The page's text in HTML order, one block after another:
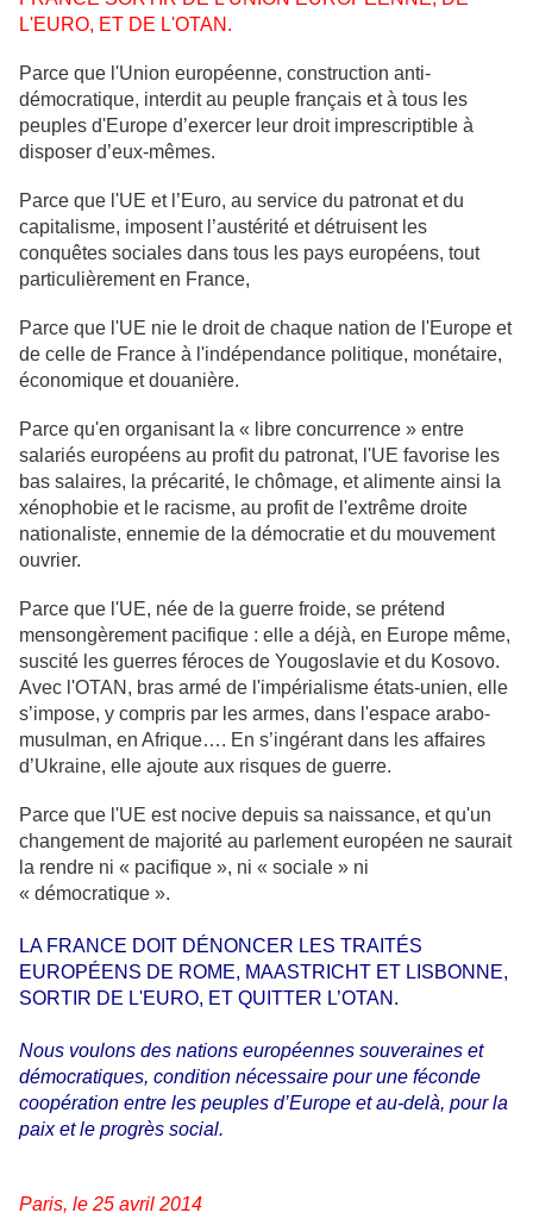
L'EURO, ET DE L'OTAN.
Parce que l'Union européenne, construction anti-
démocratique, interdit au peuple français et à tous les
peuples d'Europe d’exercer leur droit imprescriptible à
disposer d’eux-mêmes.
Parce que l'UE et l’Euro, au service du patronat et du
capitalisme, imposent l’austérité et détruisent les
conquêtes sociales dans tous les pays européens, tout
particulièrement en France,
Parce que l'UE nie le droit de chaque nation de l'Europe et
de celle de France à l'indépendance politique, monétaire,
économique et douanière.
Parce qu'en organisant la « libre concurrence » entre
salariés européens au profit du patronat, l'UE favorise les
bas salaires, la précarité, le chômage, et alimente ainsi la
xénophobie et le racisme, au profit de l'extrême droite
nationaliste, ennemie de la démocratie et du mouvement
ouvrier.
Parce que l'UE, née de la guerre froide, se prétend
mensongèrement pacifique : elle a déjà, en Europe même,
suscité les guerres féroces de Yougoslavie et du Kosovo.
Avec l'OTAN, bras armé de l'impérialisme états-unien, elle
s’impose, y compris par les armes, dans l'espace arabo-
musulman, en Afrique…. En s’ingérant dans les affaires
d’Ukraine, elle ajoute aux risques de guerre.
Parce que l'UE est nocive depuis sa naissance, et qu'un
changement de majorité au parlement européen ne saurait
la rendre ni « pacifique », ni « sociale » ni
« démocratique ».
LA FRANCE DOIT DÉNONCER LES TRAITÉS
EUROPÉENS DE ROME, MAASTRICHT ET LISBONNE,
SORTIR DE L'EURO, ET QUITTER L’OTAN.
Nous voulons des nations européennes souveraines et
démocratiques, condition nécessaire pour une féconde
coopération entre les peuples d’Europe et au-delà, pour la
paix et le progrès social.
Paris, le 25 avril 2014